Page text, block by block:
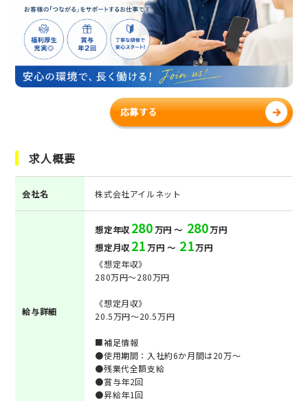
応募する
求人概要
会社名 株式会社アイルネット
給与詳細
想定年収 280万円 ～ 280万円
想定月収 21万円 ～ 21万円
《想定年収》
280万円～280万円
《想定月収》
20.5万円～20.5万円
■補足情報
●使用期間：入社約6か月間は20万～
●残業代全額支給
●賞与年2回
●昇給年1回